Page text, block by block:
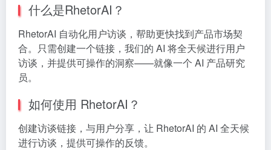
什么是RhetorAI？
RhetorAI 自动化用户访谈，帮助更快找到产品市场契
合。只需创建一个链接，我们的 AI 将全天候进行用户
访谈，并提供可操作的洞察——就像一个 AI 产品研究
员。
如何使用 RhetorAI？
创建访谈链接，与用户分享，让 RhetorAI 的 AI 全天候
进行访谈，提供可操作的反馈。